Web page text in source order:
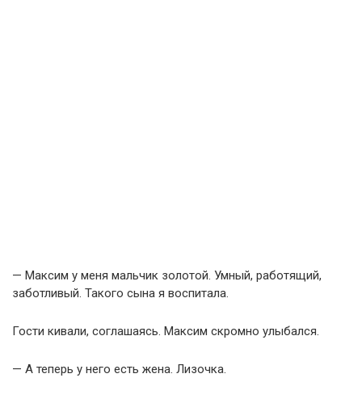
— Максим у меня мальчик золотой. Умный, работящий,
заботливый. Такого сына я воспитала.
Гости кивали, соглашаясь. Максим скромно улыбался.
— А теперь у него есть жена. Лизочка.